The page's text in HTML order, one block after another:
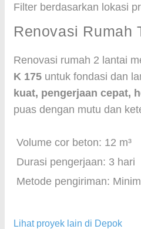
Filter berdasarkan lokasi
Renovasi Rumah
Renovasi rumah 2 lantai
K 175 untuk fondasi dan
kuat, pengerjaan cepat,
puas dengan mutu dan
Volume cor beton: 12 m³
Durasi pengerjaan: 3 hari
Metode pengiriman:
Lihat proyek lain di Depok